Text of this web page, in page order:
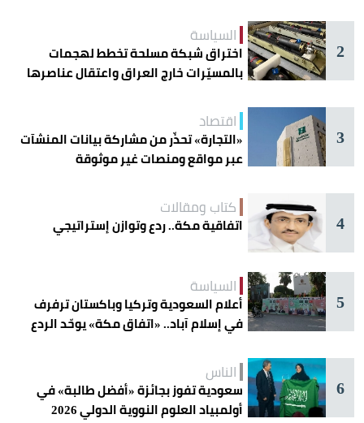
2
السياسة
اختراق شبكة مسلحة تخطط لهجمات
بالمسيّرات خارج العراق واعتقال عناصرها
3
اقتصاد
«التجارة» تحذّر من مشاركة بيانات المنشآت
عبر مواقع ومنصات غير موثوقة
4
كتاب ومقالات
اتفاقية مكة.. ردع وتوازن إستراتيجي
5
السياسة
أعلام السعودية وتركيا وباكستان ترفرف
في إسلام آباد.. «اتفاق مكة» يوحّد الردع
6
الناس
سعودية تفوز بجائزة «أفضل طالبة» في
أولمبياد العلوم النووية الدولي 2026